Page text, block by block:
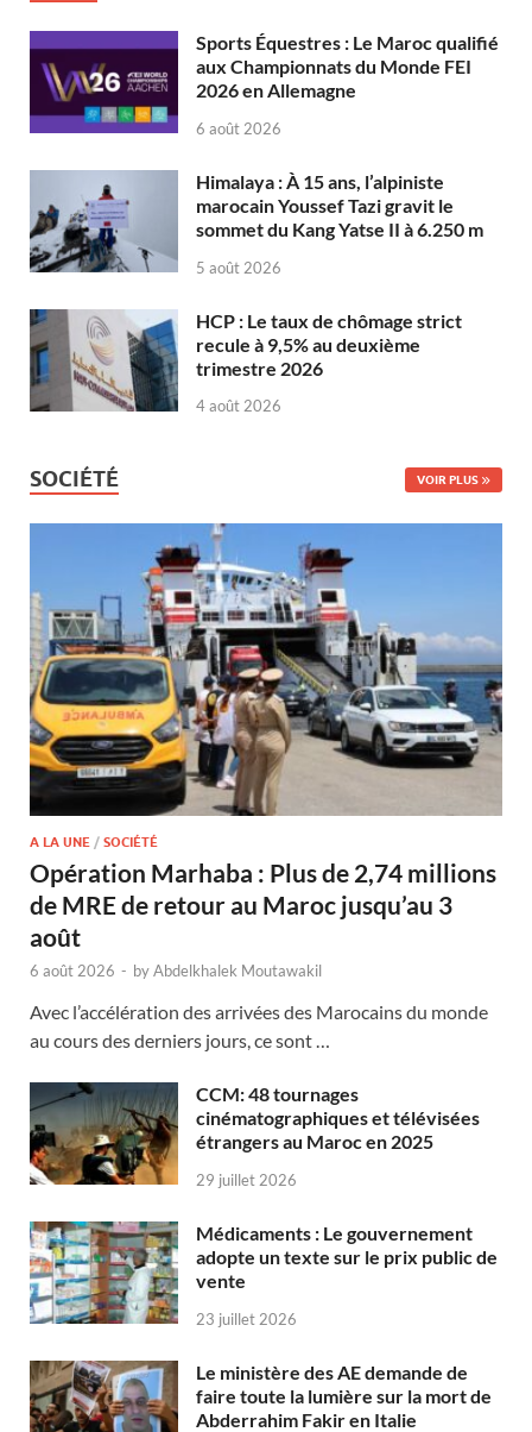
Sports Équestres : Le Maroc qualifié
aux Championnats du Monde FEI
2026 en Allemagne
6 août 2026
Himalaya : À 15 ans, l’alpiniste
marocain Youssef Tazi gravit le
sommet du Kang Yatse II à 6.250 m
5 août 2026
HCP : Le taux de chômage strict
recule à 9,5% au deuxième
trimestre 2026
4 août 2026
SOCIÉTÉ VOIR PLUS
A LA UNE / SOCIÉTÉ
Opération Marhaba : Plus de 2,74 millions
de MRE de retour au Maroc jusqu’au 3
août
6 août 2026 - byAbdelkhalek Moutawakil
Avec l’accélération des arrivées des Marocains du monde
au cours des derniers jours, ce sont …
CCM: 48 tournages
cinématographiques et télévisées
étrangers au Maroc en 2025
29 juillet 2026
Médicaments : Le gouvernement
adopte un texte sur le prix public de
vente
23 juillet 2026
Le ministère des AE demande de
faire toute la lumière sur la mort de
Abderrahim Fakir en Italie